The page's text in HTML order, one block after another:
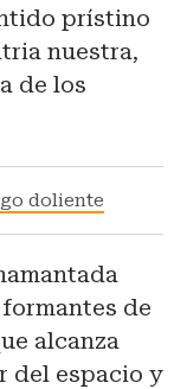
prístino
nuestra,
de los
doliente
de
alcanza
del espacio y